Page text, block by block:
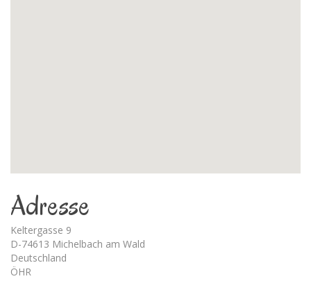
Adresse
Keltergasse 9
D-74613 Michelbach am Wald
Deutschland
ÖHR